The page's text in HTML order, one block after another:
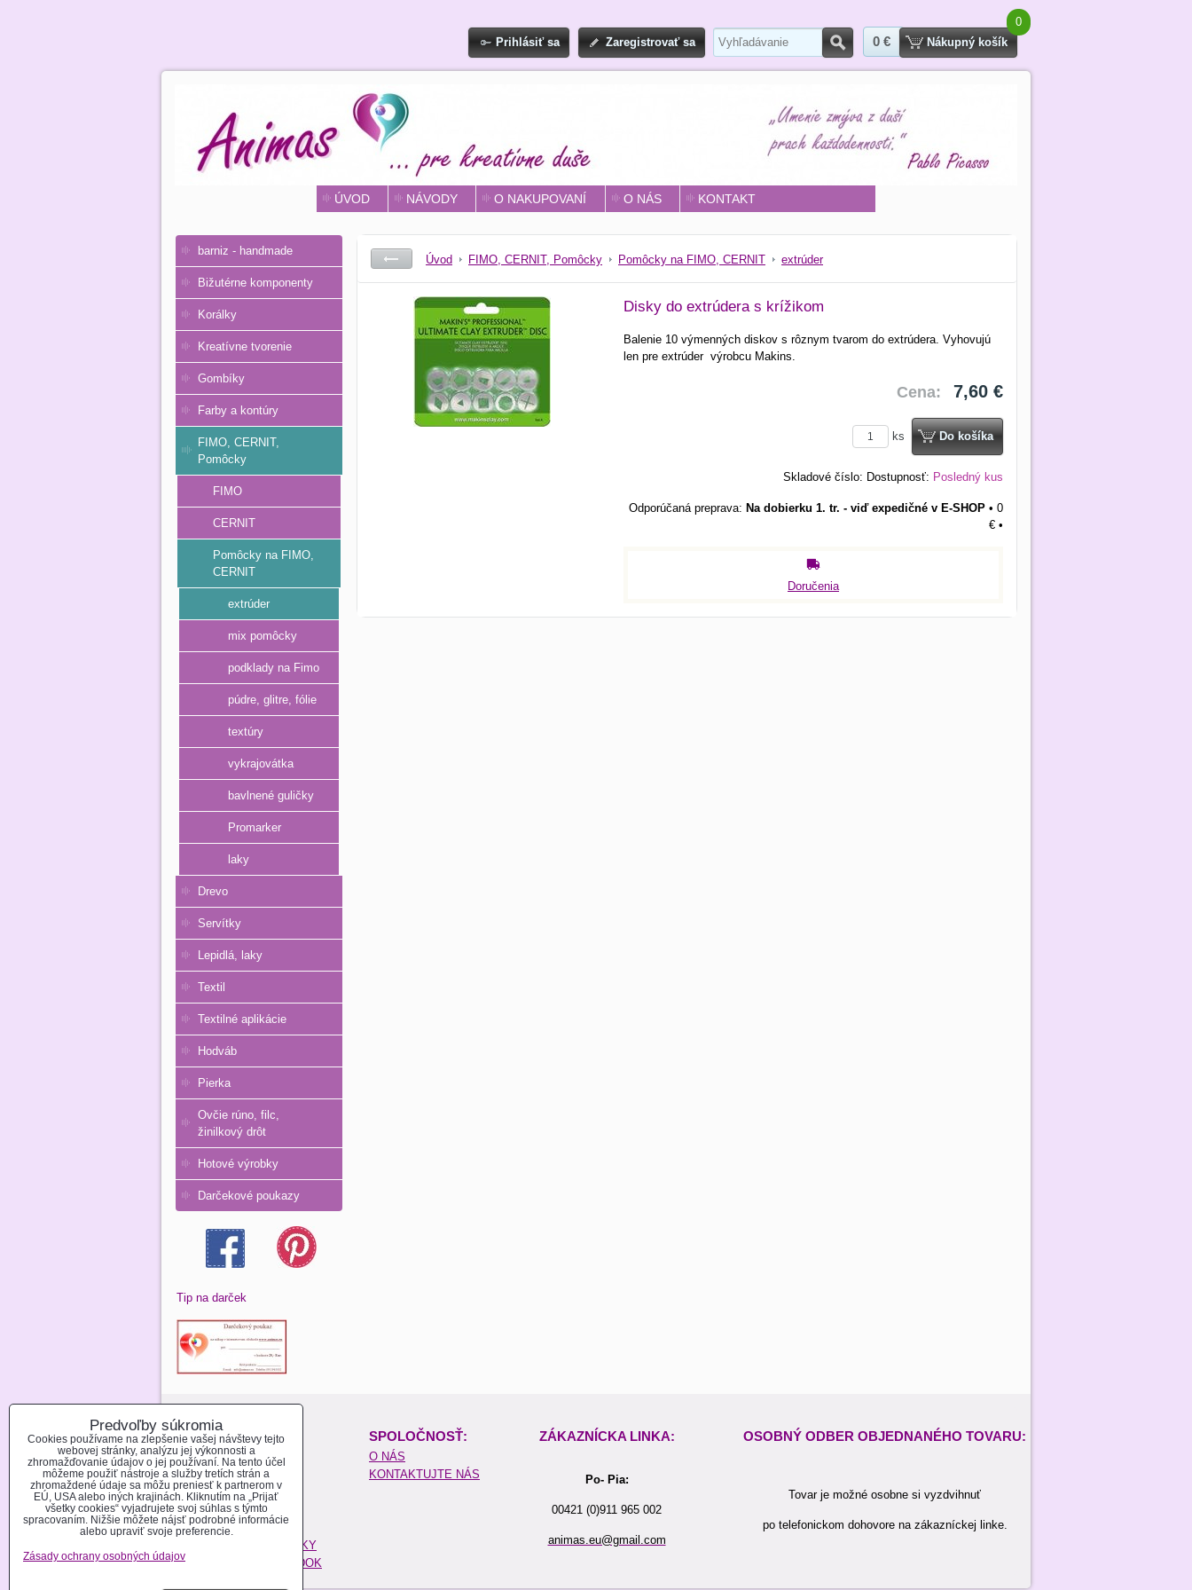
Prihlásiť sa Zaregistrovať sa Hľadať
0 €
0
Nákupný košík
ÚVOD NÁVODY O NAKUPOVANÍ O NÁS KONTAKT
Úvod FIMO, CERNIT, Pomôcky Pomôcky na FIMO, CERNIT extrúder
Disky do extrúdera s krížikom
Balenie 10 výmenných diskov s rôznym tvarom do extrúdera. Vyhovujú
len pre extrúder výrobcu Makins.
Cena: 7,60 €
ks Do košíka
Skladové číslo: Dostupnosť: Posledný kus
Na dobierku 1. tr. - viď expedičné v E-SHOP • 0
€ •
Doručenia
barniz - handmade
Bižutérne komponenty
Korálky
Kreatívne tvorenie
Gombíky
Farby a kontúry
FIMO, CERNIT,
Pomôcky
FIMO
CERNIT
Pomôcky na FIMO,
CERNIT
extrúder
mix pomôcky
podklady na Fimo
púdre, glitre, fólie
textúry
vykrajovátka
bavlnené guličky
Promarker
laky
Drevo
Servítky
Lepidlá, laky
Textil
Textilné aplikácie
Hodváb
Pierka
Ovčie rúno, filc,
žinilkový drôt
Hotové výrobky
Darčekové poukazy
Tip na darček
O NAKUPOVANÍ: SPOLOČNOSŤ: ZÁKAZNÍCKA LINKA: OSOBNÝ ODBER OBJEDNANÉHO TOVARU:
REGISTROVAŤ SA
AKO NAKUPOVAŤ
MOŽNOSTI PLATBY
MOŽNOSTI DOPRAVY
POŠTOVÉ NÁKLADY
OBCHODNÉ PODMIENKY
REKLAMAČNÝ PORIADOK
O NÁS
KONTAKTUJTE NÁS
Po- Pia:
00421 (0)911 965 002
animas.eu@gmail.com
Tovar je možné osobne si vyzdvihnuť
po telefonickom dohovore na zákazníckej linke.
Predvoľby súkromia
Cookies používame na zlepšenie vašej návštevy tejto
webovej stránky, analýzu jej výkonnosti a
zhromažďovanie údajov o jej používaní. Na tento účel
môžeme použiť nástroje a služby tretích strán a
zhromaždené údaje sa môžu preniesť k partnerom v
EÚ, USA alebo iných krajinách. Kliknutím na „Prijať
všetky cookies“ vyjadrujete svoj súhlas s týmto
spracovaním. Nižšie môžete nájsť podrobné informácie
alebo upraviť svoje preferencie.
Zásady ochrany osobných údajov